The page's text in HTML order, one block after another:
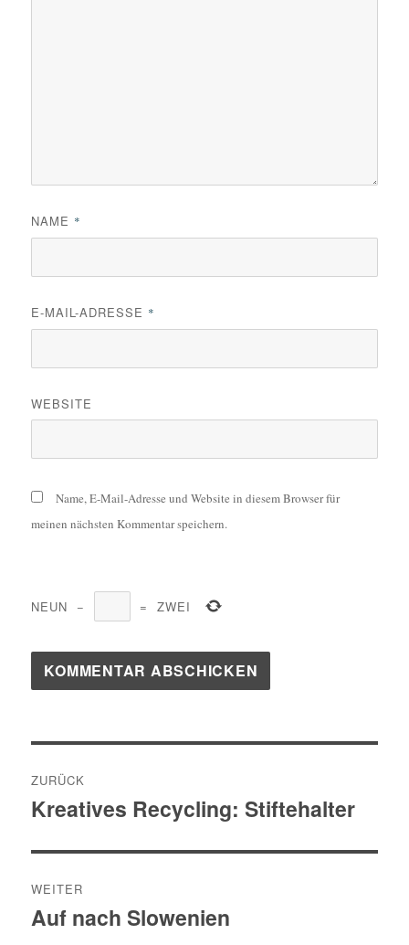
NAME *
E-MAIL-ADRESSE *
WEBSITE
Name, E-Mail-Adresse und Website in diesem Browser für
meinen nächsten Kommentar speichern.
NEUN − = ZWEI
ZURÜCK
Vorheriger
Kreatives Recycling: Stiftehalter
WEITER
Nächster
Auf nach Slowenien